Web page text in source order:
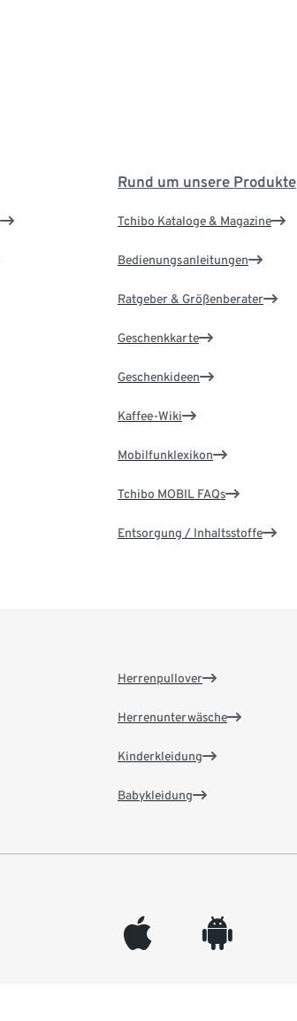
Rund um unsere Produkte
Tchibo Kataloge & Magazine
Bedienungsanleitungen
Ratgeber & Größenberater
Geschenkkarte
Geschenkideen
Kaffee-Wiki
Mobilfunklexikon
Tchibo MOBIL FAQs
Entsorgung / Inhaltsstoffe
Herrenpullover
Herrenunterwäsche
Kinderkleidung
Babykleidung
appleinc android